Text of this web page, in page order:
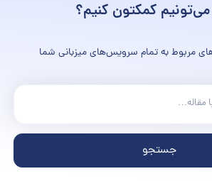
کمکتون کنیم؟
مربوط به تمام سرویس‌های میزبانی شما
جستجو